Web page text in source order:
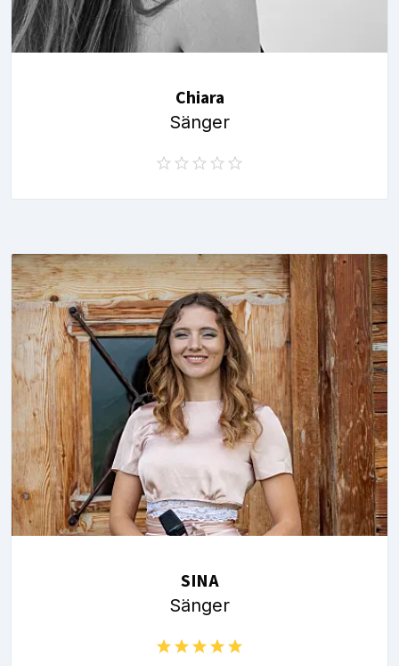
Chiara
Sänger
SINA
Sänger